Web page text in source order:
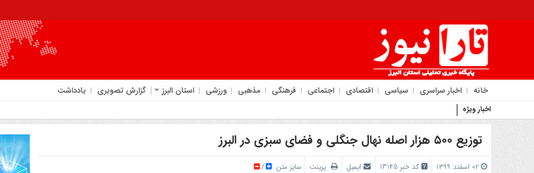
خانه اخبار سراسری سیاسی اقتصادی اجتماعی فرهنگی مذهبی ورزشی استان البرز گزارش تصویری یادداشت
اخبار ویژه
توزیع ۵۰۰ هزار اصله نهال جنگلی و فضای سبزی در البرز
کد خبر 13145 ایمیل پرینت سایز متن /